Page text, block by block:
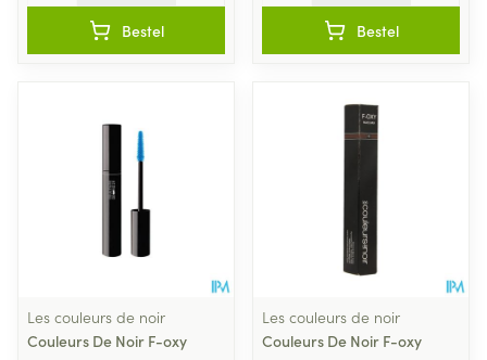
Bestel Bestel
Les couleurs de noir
Couleurs De Noir F-oxy
Les couleurs de noir
Couleurs De Noir F-oxy